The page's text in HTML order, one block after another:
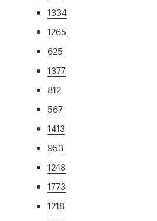
1334
1265
625
1377
812
567
1413
953
1248
1773
1218